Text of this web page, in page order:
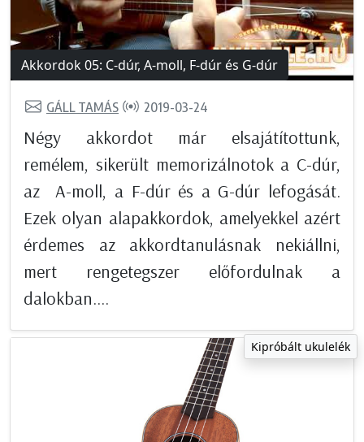
Akkordok 05: C-dúr, A-moll, F-dúr és G-dúr
GÁLL TAMÁS 2019-03-24
Négy akkordot már elsajátítottunk,
remélem, sikerült memorizálnotok a C-dúr,
az A-moll, a F-dúr és a G-dúr lefogását.
Ezek olyan alapakkordok, amelyekkel azért
érdemes az akkordtanulásnak nekiállni,
mert rengetegszer előfordulnak a
dalokban....
Kipróbált ukulelék